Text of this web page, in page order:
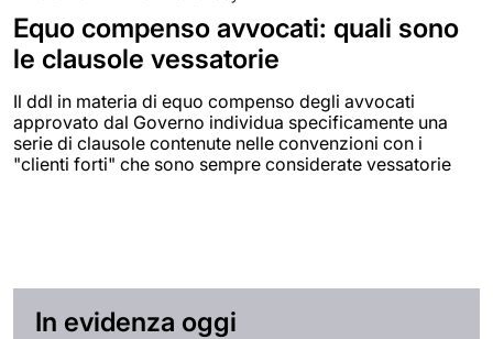
Equo compenso avvocati: quali sono
le clausole vessatorie
Il ddl in materia di equo compenso degli avvocati
approvato dal Governo individua specificamente una
serie di clausole contenute nelle convenzioni con i
"clienti forti" che sono sempre considerate vessatorie
In evidenza oggi